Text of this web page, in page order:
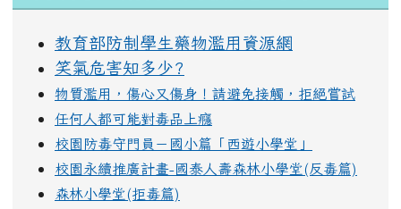
教育部防制學生藥物濫用資源網
笑氣危害知多少?
物質濫用，傷心又傷身！請避免接觸，拒絕嘗試
任何人都可能對毒品上癮
校園防毒守門員－國小篇「西遊小學堂」
校園永續推廣計畫-國泰人壽森林小學堂(反毒篇)
森林小學堂(拒毒篇)